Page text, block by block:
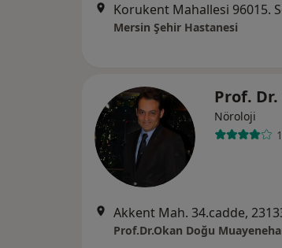
Mersin Şehir Hastanesi
Prof.
Nöroloji
Prof.Dr.Okan Doğu